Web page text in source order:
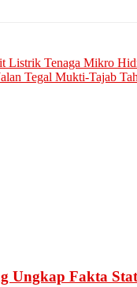
Listrik Tenaga Mikro
Tegal Mukti-Tajab
Ungkap Fakta